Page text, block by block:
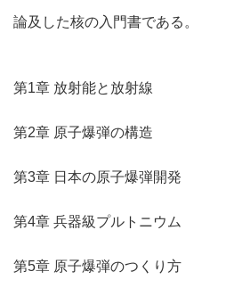
論及した核の入門書である。
第1章 放射能と放射線
第2章 原子爆弾の構造
第3章 日本の原子爆弾開発
第4章 兵器級プルトニウム
第5章 原子爆弾のつくり方